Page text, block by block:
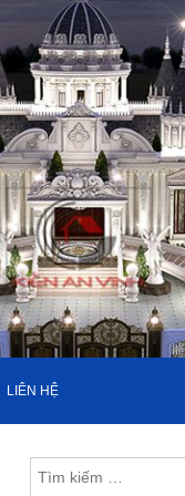
LIÊN HỆ